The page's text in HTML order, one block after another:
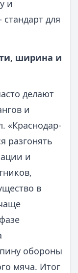
и
для
ширина и
делают
и
«Краснодар-
разгонять
и
в
обороны
мяча. Итог